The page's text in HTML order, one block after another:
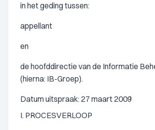
in het geding tussen:
appellant
en
de hoofddirectie van de Informatie
(hierna: IB-Groep).
Datum uitspraak: 27 maart 2009
I. PROCESVERLOOP